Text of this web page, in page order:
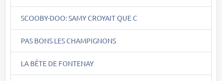
SCOOBY-DOO: SAMY CROYAIT QUE C
PAS BONS LES CHAMPIGNONS
LA BÊTE DE FONTENAY